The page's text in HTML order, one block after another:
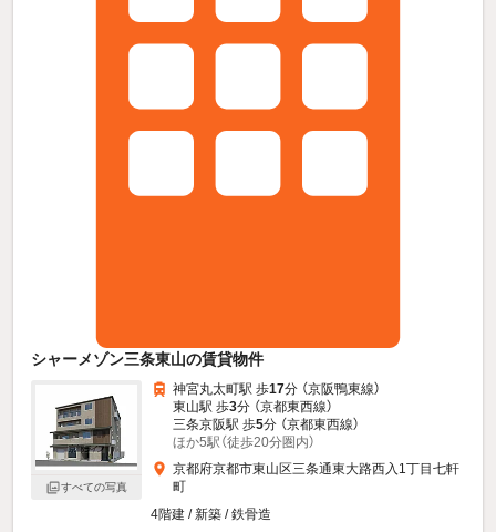
シャーメゾン三条東山の賃貸物件
すべての写真
神宮丸太町駅 歩17分 （京阪鴨東線）
東山駅 歩3分 （京都東西線）
三条京阪駅 歩5分 （京都東西線）
ほか5駅（徒歩20分圏内）
京都府京都市東山区三条通東大路西入1丁目七軒
町
4階建 / 新築 / 鉄骨造